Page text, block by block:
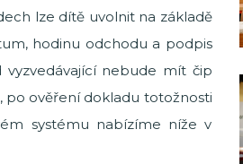
lze dítě uvolnit na základě
hodinu odchodu a podpis
nebude mít čip
po ověření dokladu totožnosti
systému nabízíme níže v